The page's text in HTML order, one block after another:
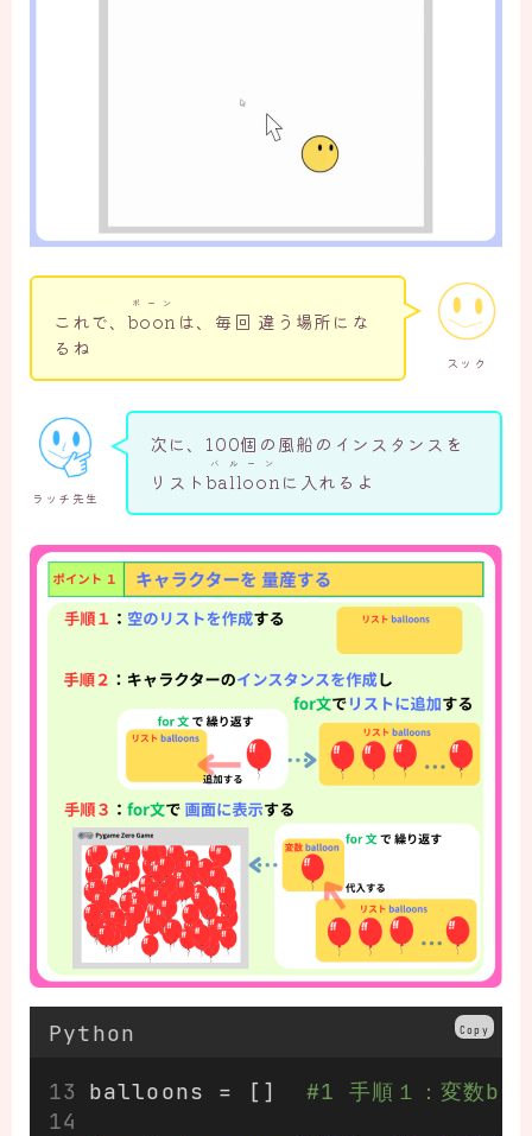
スック
これで、 boon
ボーン
は、毎回 違う場所にな
るね
ラッチ先生
次に、100個の風船のインスタンスを
リスト balloon
バルーン
に入れるよ
Python Copy
balloons = [] #1 手順１：変数